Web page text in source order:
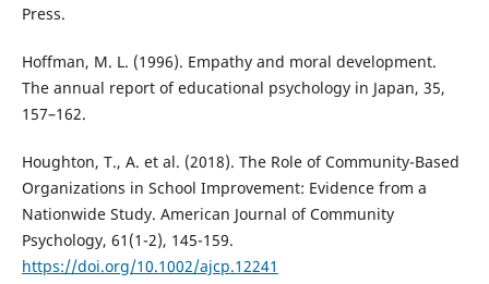
Press.
Hoffman, M. L. (1996). Empathy and moral development.
The annual report of educational psychology in Japan, 35,
157–162.
Houghton, T., A. et al. (2018). The Role of Community-Based
Organizations in School Improvement: Evidence from a
Nationwide Study. American Journal of Community
Psychology, 61(1-2), 145-159.
https://doi.org/10.1002/ajcp.12241